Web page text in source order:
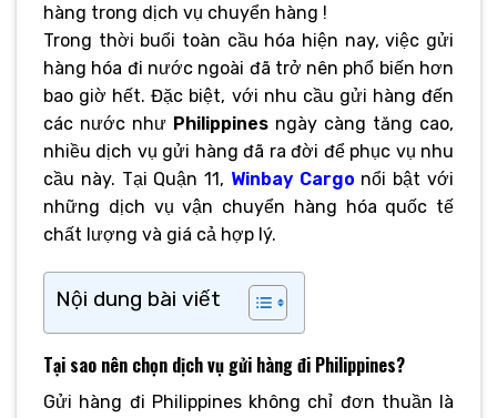
hàng trong dịch vụ chuyển hàng !
Trong thời buổi toàn cầu hóa hiện nay, việc gửi
hàng hóa đi nước ngoài đã trở nên phổ biến hơn
bao giờ hết. Đặc biệt, với nhu cầu gửi hàng đến
các nước như Philippines ngày càng tăng cao,
nhiều dịch vụ gửi hàng đã ra đời để phục vụ nhu
cầu này. Tại Quận 11, Winbay Cargo nổi bật với
những dịch vụ vận chuyển hàng hóa quốc tế
chất lượng và giá cả hợp lý.
Nội dung bài viết
Tại sao nên chọn dịch vụ gửi hàng đi Philippines?
Gửi hàng đi Philippines không chỉ đơn thuần là